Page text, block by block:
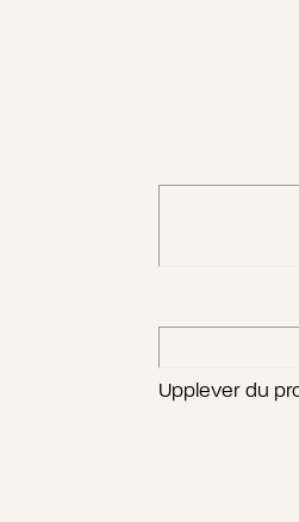
Upplever du